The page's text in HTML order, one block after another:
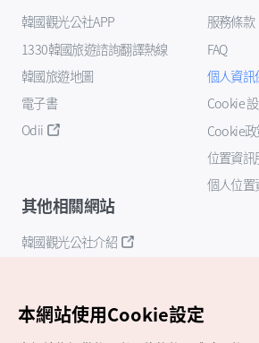
韓國觀光公社APP
1330韓國旅遊諮詢翻譯熱線
韓國旅遊地圖
電子書
Odii
服務條款
FAQ
個人資訊
Cookie
Cookie
位置資
個人位
其他相關網站
韓國觀光公社介紹
本網站使用Cookie設定